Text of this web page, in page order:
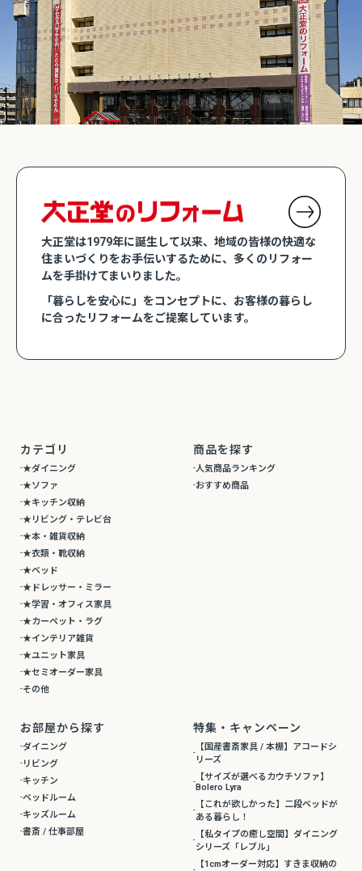
大正堂は1979年に誕生して以来、地域の皆様の快適な
住まいづくりをお手伝いするために、多くのリフォー
ムを手掛けてまいりました。
「暮らしを安心に」をコンセプトに、お客様の暮らし
に合ったリフォームをご提案しています。
カテゴリ
★ダイニング
★ソファ
★キッチン収納
★リビング・テレビ台
★本・雑貨収納
★衣類・靴収納
★ベッド
★ドレッサー・ミラー
★学習・オフィス家具
★カーペット・ラグ
★インテリア雑貨
★ユニット家具
★セミオーダー家具
その他
商品を探す
人気商品ランキング
おすすめ商品
お部屋から探す
ダイニング
リビング
キッチン
ベッドルーム
キッズルーム
書斎 / 仕事部屋
特集・キャンペーン
【国産書斎家具 / 本棚】アコードシ
リーズ
【サイズが選べるカウチソファ】
Bolero Lyra
【これが欲しかった】二段ベッドが
ある暮らし！
【私タイプの癒し空間】ダイニング
シリーズ「レブル」
【1cmオーダー対応】すきま収納の